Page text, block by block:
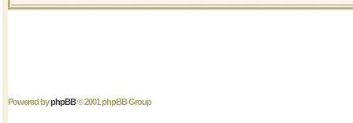
Powered byphpBB© 2001 phpBB Group